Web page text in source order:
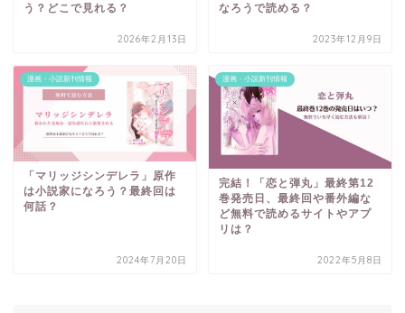
う？どこで見れる？
2026年2月13日
なろうで読める？
2023年12月9日
漫画・小説新刊情報
「マリッジシンデレラ」原作
は小説家になろう？最終回は
何話？
2024年7月20日
漫画・小説新刊情報
完結！「恋と弾丸」最終第12
巻発売日、最終回や番外編な
ど無料で読めるサイトやアプ
リは？
2022年5月8日